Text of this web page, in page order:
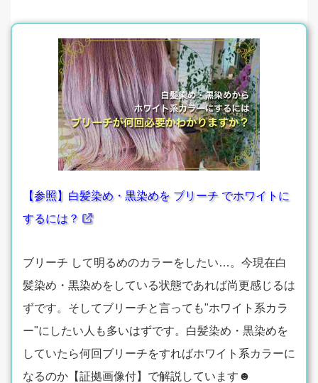
【参照】白髪染め・黒染めを ブリーチ でホワイトに
するには？
ブリーチ して明るめのカラーをしたい…。今現在白
髪染め・黒染めをしている状態であれば尚更感じるは
ずです。そしてブリーチと言っても"ホワイト系カラ
ー"にしたい人も多いはずです。白髪染め・黒染めを
していたら何回ブリーチをすればホワイト系カラーに
なるのか【証拠画像付】で解説しています☻